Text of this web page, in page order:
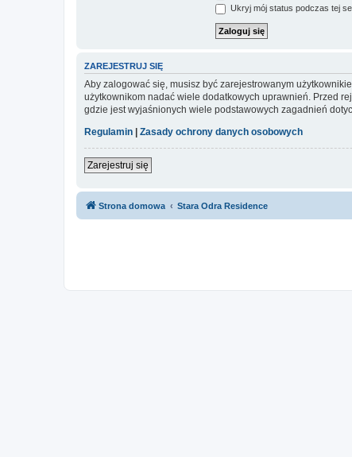
Ukryj mój status podczas tej
ZAREJESTRUJ SIĘ
Aby zalogować się, musisz być zarejestrowanym
użytkownikom nadać wiele dodatkowych uprawnień. Przed
gdzie jest wyjaśnionych wiele podstawowych zagadnień
Regulamin
Zasady ochrony danych osobowych
Zarejestruj się
Strona domowa Stara Odra Residence